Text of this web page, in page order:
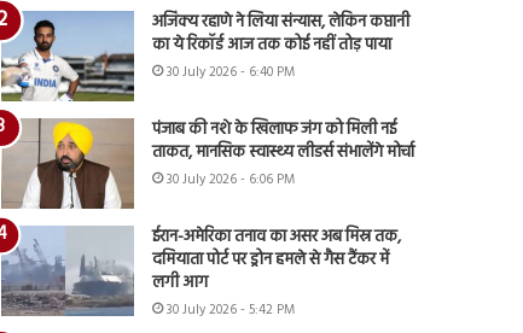
अजिंक्य रहाणे ने लिया संन्यास, लेकिन कप्तानी
का ये रिकॉर्ड आज तक कोई नहीं तोड़ पाया
30 July 2026 - 6:40 PM
पंजाब की नशे के खिलाफ जंग को मिली नई
ताकत, मानसिक स्वास्थ्य लीडर्स संभालेंगे मोर्चा
30 July 2026 - 6:06 PM
ईरान-अमेरिका तनाव का असर अब मिस्र तक,
दमियाता पोर्ट पर ड्रोन हमले से गैस टैंकर में
लगी आग
30 July 2026 - 5:42 PM